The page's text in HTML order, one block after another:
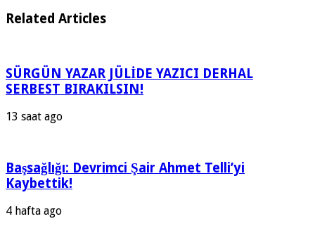
Related Articles
SÜRGÜN YAZAR JÜLİDE YAZICI DERHAL
SERBEST BIRAKILSIN!
13 saat ago
Başsağlığı: Devrimci Şair Ahmet Telli’yi
Kaybettik!
4 hafta ago